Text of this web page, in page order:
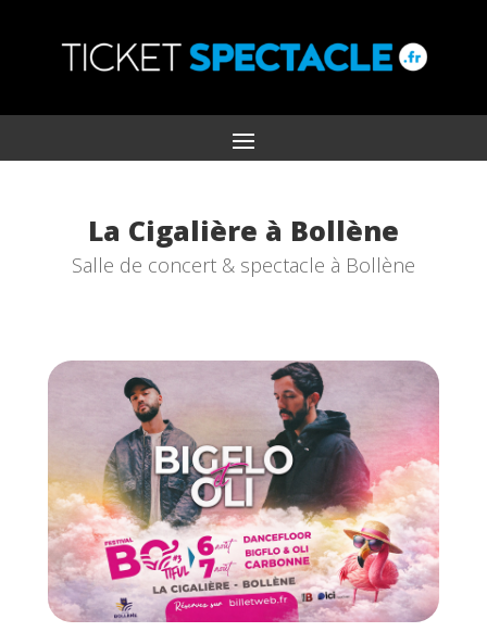
La Cigalière à Bollène
Salle de concert & spectacle à Bollène